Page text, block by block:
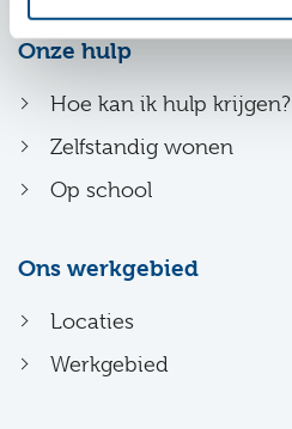
Onze hulp
Hoe kan ik hulp krijgen?
Zelfstandig wonen
Op school
Ons werkgebied
Locaties
Werkgebied